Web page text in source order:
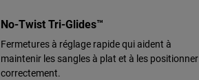
No-Twist Tri-Glides™
Fermetures à réglage rapide qui aident à
maintenir les sangles à plat et à les positionner
correctement.